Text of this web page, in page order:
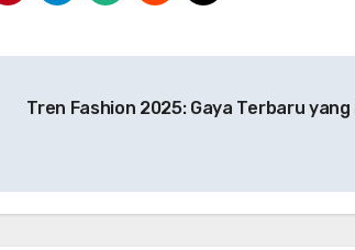
Tren Fashion 2025: Gaya Terbaru yang